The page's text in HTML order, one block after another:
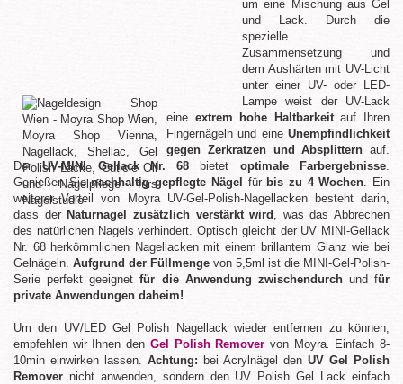
um eine Mischung aus Gel
und Lack. Durch die
spezielle
Zusammensetzung und
dem Aushärten mit UV-Licht
unter einer UV- oder LED-
Lampe weist der UV-Lack
eine extrem hohe Haltbarkeitauf Ihren
Fingernägeln und eine Unempfindlichkeit
gegen Zerkratzen und Absplittern auf.
DerUV-MINI Gellack Nr. 68 bietet optimale Farbergebnisse
Genießen Sienachhaltig gepflegte Nägel für bis zu 4 Wochen . Ein
weiterer Vorteil von Moyra UV-Gel-Polish-Nagellacken besteht darin,
dass derNaturnagel zusätzlich verstärkt wird , was das Abbrechen
des natürlichen Nagels verhindert. Optisch gleicht der UV MINI-Gellack
Nr. 68 herkömmlichen Nagellacken mit einem brillantem Glanz wie bei
Gelnägeln. Aufgrund der Füllmenge von 5,5ml ist die MINI-Gel-Polish-
Serie perfekt geeignetfür die Anwendung zwischendurch und für
private Anwendungen daheim!
Um den UV/LED Gel Polish Nagellack wieder entfernen zu können,
empfehlen wir Ihnen den Gel Polish Remover von Moyra.
Einfach 8-
10min einwirken lassen.
Achtung: bei Acrylnägel den UV Gel Polish
Remover nicht anwenden, sondern den UV Polish Gel Lack einfach